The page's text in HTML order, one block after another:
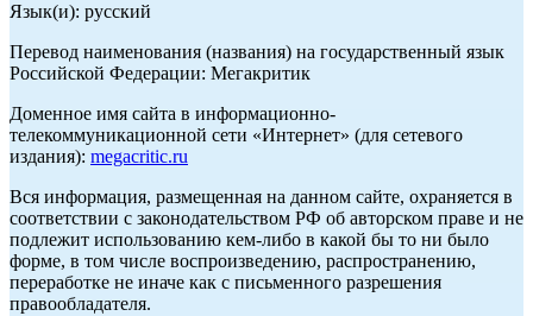
Язык(и): русский
Перевод наименования (названия) на государственный язык
Российской Федерации: Мегакритик
Доменное имя сайта в информационно-
телекоммуникационной сети «Интернет» (для сетевого
издания): megacritic.ru
Вся информация, размещенная на данном сайте, охраняется в
соответствии с законодательством РФ об авторском праве и не
подлежит использованию кем-либо в какой бы то ни было
форме, в том числе воспроизведению, распространению,
переработке не иначе как с письменного разрешения
правообладателя.